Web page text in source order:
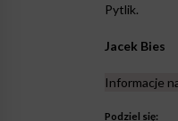
Pytlik.
Jacek Bies
Informacje
Podziel się: